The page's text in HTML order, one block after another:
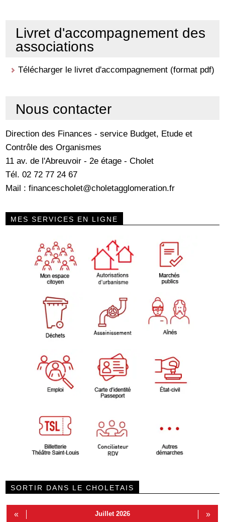
Livret d'accompagnement des
associations
Télécharger le livret d'accompagnement (format pdf)
Nous contacter
Direction des Finances - service Budget, Etude et
Contrôle des Organismes
11 av. de l'Abreuvoir - 2e étage - Cholet
Tél. 02 72 77 24 67
Mail :financescholet@choletagglomeration.fr
MES SERVICES EN LIGNE
SORTIR DANS LE CHOLETAIS
« Juillet 2026 »